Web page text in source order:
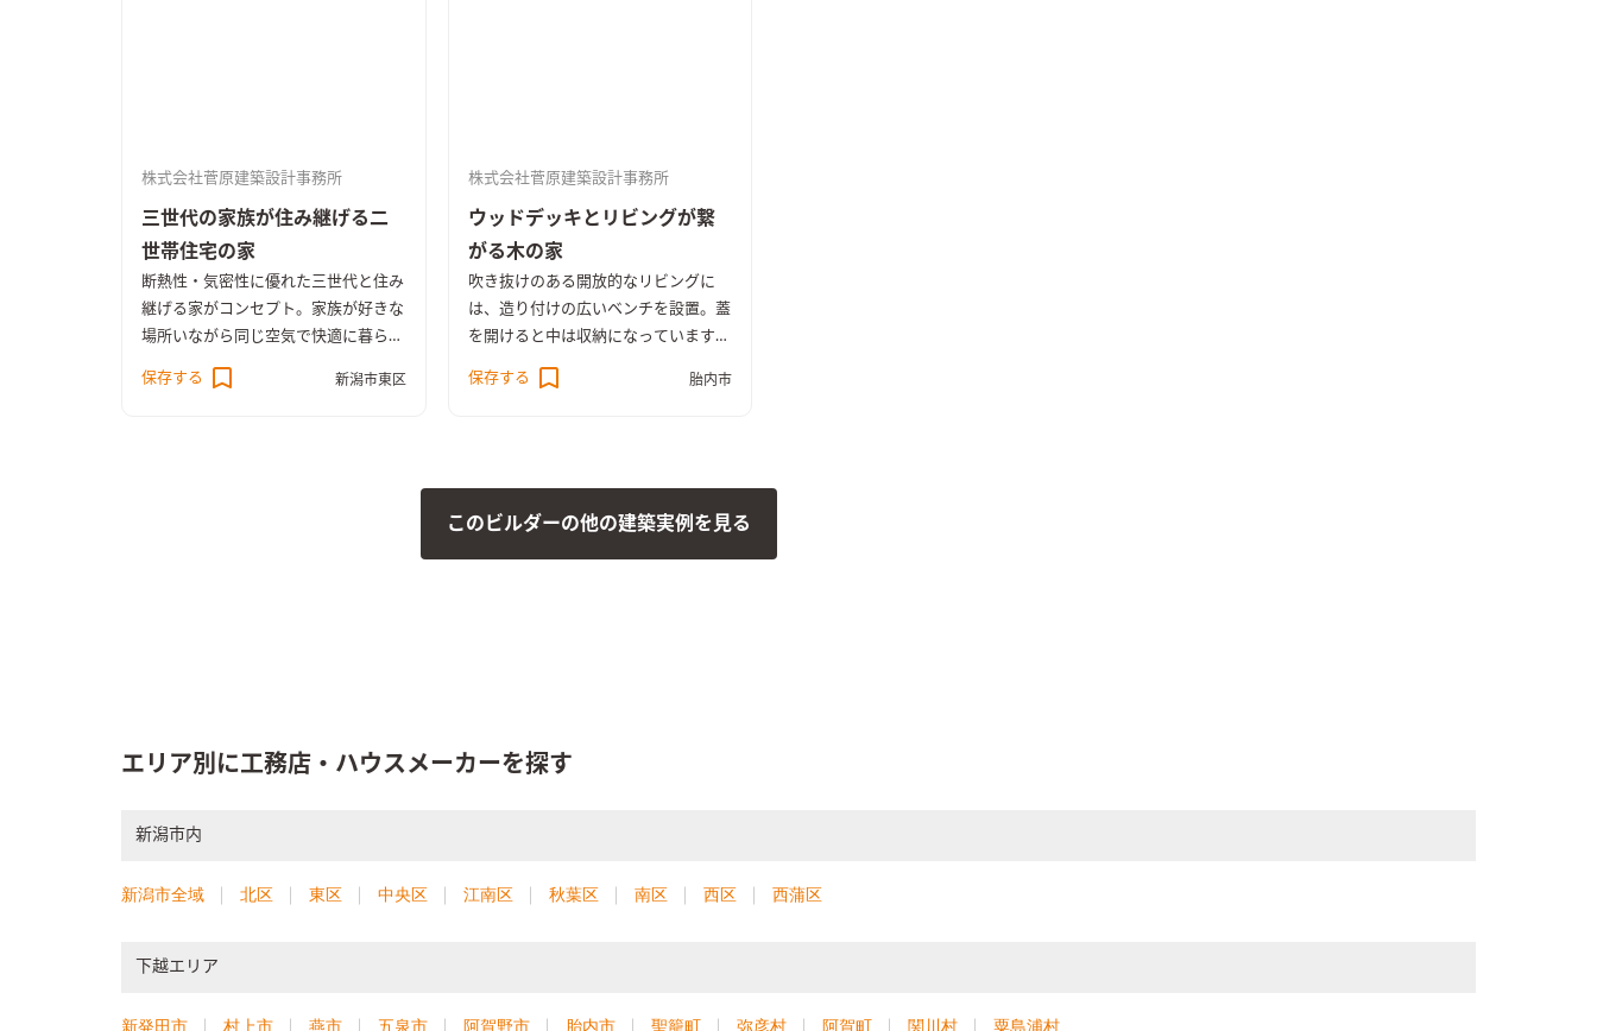
株式会社菅原建築設計事務所
三世代の家族が住み継げる二
世帯住宅の家
断熱性・気密性に優れた三世代と住み
継げる家がコンセプト。家族が好きな
場所いながら同じ空気で快適に暮らせ
保存する
新潟市東区
株式会社菅原建築設計事務所
ウッドデッキとリビングが繋
がる木の家
吹き抜けのある開放的なリビングに
は、造り付けの広いベンチを設置。蓋
を開けると中は収納になっています。
から直接出入りでき、天気の良い日は
保存する 胎内市
このビルダーの他の建築実例を見る
エリア別に工務店・ハウスメーカーを探す
新潟市内
新潟市全域 北区 東区 中央区 江南区 秋葉区 南区 西区 西蒲区
下越エリア
新発田市 村上市 燕市 五泉市 阿賀野市 胎内市 聖籠町 弥彦村 阿賀町 関川村 粟島浦村